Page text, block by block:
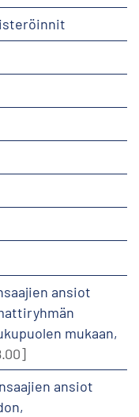
ansiot
mukaan,
ansiot